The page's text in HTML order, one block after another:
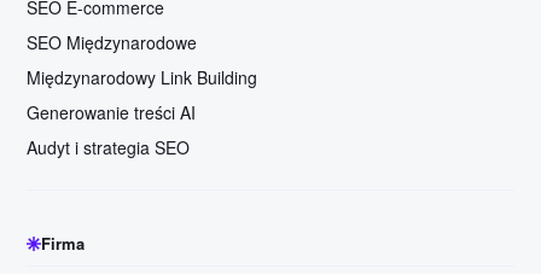
SEO E-commerce
SEO Międzynarodowe
Międzynarodowy Link Building
Generowanie treści AI
Audyt i strategia SEO
Firma